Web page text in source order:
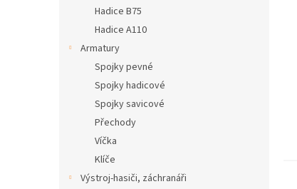
Hadice B75
Hadice A110
Armatury
Spojky pevné
Spojky hadicové
Spojky savicové
Přechody
Víčka
Klíče
Výstroj-hasiči, záchranáři